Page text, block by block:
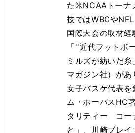
た米NCAAトーナ
技ではWBCや
国際大会の取材経
「''近代フットボ
ミルズが紡いだ糸
マガジン社） があ
女子バスケ代表を
ム・ホーバスHC
タリティー コー
と」、川崎ブレイ